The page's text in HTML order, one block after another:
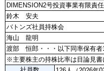
DIMENSION2号投資事業有限責
鈴木 安夫
バトンズ社員持株会
海山 龍明
渡部 恒郎・・・以下同率保有者
※主要株主の持株比率は目論見